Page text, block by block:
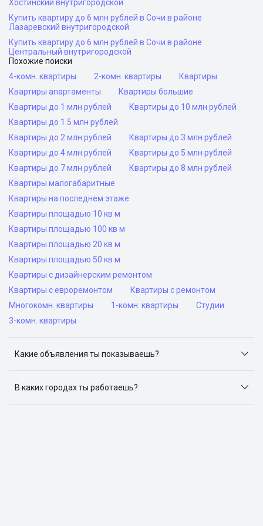
Хостинский внутригородской
Купить квартиру до 6 млн рублей в Сочи в районе
Лазаревский внутригородской
Купить квартиру до 6 млн рублей в Сочи в районе
Центральный внутригородской
Похожие поиски
4-комн. квартиры
2-комн. квартиры
Квартиры
Квартиры апартаменты
Квартиры большие
Квартиры до 1 млн рублей
Квартиры до 10 млн рублей
Квартиры до 1.5 млн рублей
Квартиры до 2 млн рублей
Квартиры до 3 млн рублей
Квартиры до 4 млн рублей
Квартиры до 5 млн рублей
Квартиры до 7 млн рублей
Квартиры до 8 млн рублей
Квартиры малогабаритные
Квартиры на последнем этаже
Квартиры площадью 10 кв м
Квартиры площадью 100 кв м
Квартиры площадью 20 кв м
Квартиры площадью 50 кв м
Квартиры с дизайнерским ремонтом
Квартиры с евроремонтом
Квартиры с ремонтом
Многокомн. квартиры
1-комн. квартиры
Студии
3-комн. квартиры
Какие объявления ты показываешь?
объявлений: ЦИАН, Домклик, Яндекс.Недвижимость,
Авито, Самолет.Плюс.
В каких городах ты работаешь?